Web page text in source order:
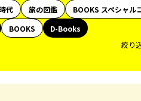
代 旅の図鑑
BOOKS スペシャル
BOOKS
D-Books
絞り